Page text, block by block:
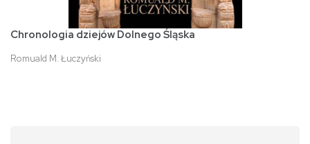
Chronologia dziejów Dolnego Śląska
Romuald M. Łuczyński